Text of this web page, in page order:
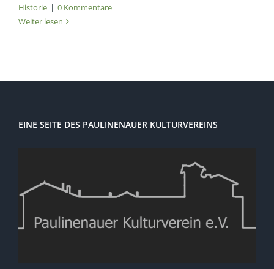
Historie | 0 Kommentare
Weiter lesen
EINE SEITE DES PAULINENAUER KULTURVEREINS